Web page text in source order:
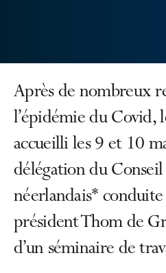
Après de nombreux
l’épidémie du Covid,
accueilli les 9 et 10
délégation du Conseil
néerlandais*
président Thom de
d’un séminaire de